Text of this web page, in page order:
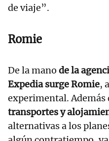
de viaje”.
Romie
De la mano de la
Expedia surge Romie,
experimental. Además
transportes y
alternativas a los